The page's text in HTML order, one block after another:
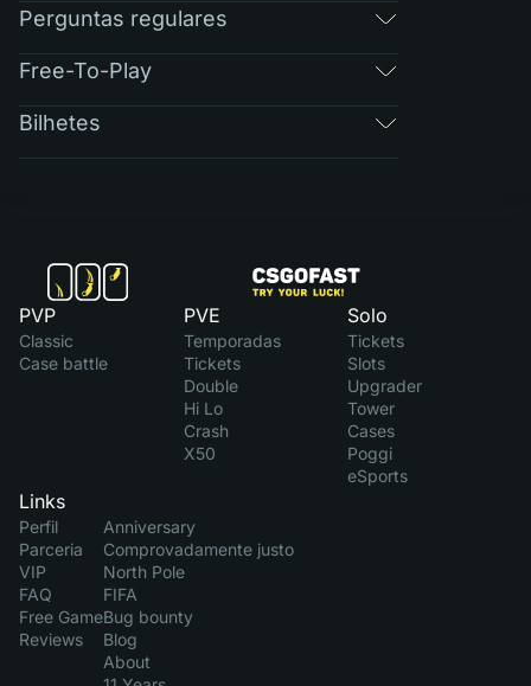
Perguntas regulares
Free-To-Play
Bilhetes
PVP
Classic
Case battle
PVE
Temporadas
Tickets
Double
Hi Lo
Crash
X50
Solo
Tickets
Slots
Upgrader
Tower
Cases
Poggi
eSports
Links
Perfil
Parceria
VIP
FAQ
Free Game
Reviews
Anniversary
Comprovadamente justo
North Pole
FIFA
Bug bounty
Blog
About